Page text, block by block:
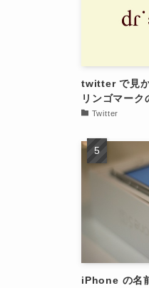
twitter で見
リンゴマーク
Twitter
iPhone の名